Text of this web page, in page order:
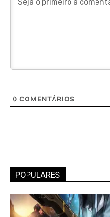
0 COMENTÁRIOS
POPULARES